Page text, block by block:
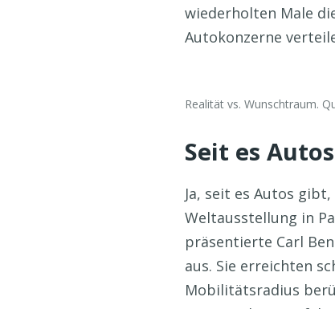
wiederholten Male
Autokonzerne
Realität vs. Wunschtraum.
Seit es
Ja, seit es Autos
Weltausstellung in
präsentierte Carl
aus. Sie erreichten
Mobilitätsradius